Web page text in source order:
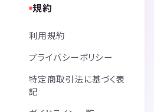
規約
利用規約
プライバシーポリシー
特定商取引法に基づく表
記